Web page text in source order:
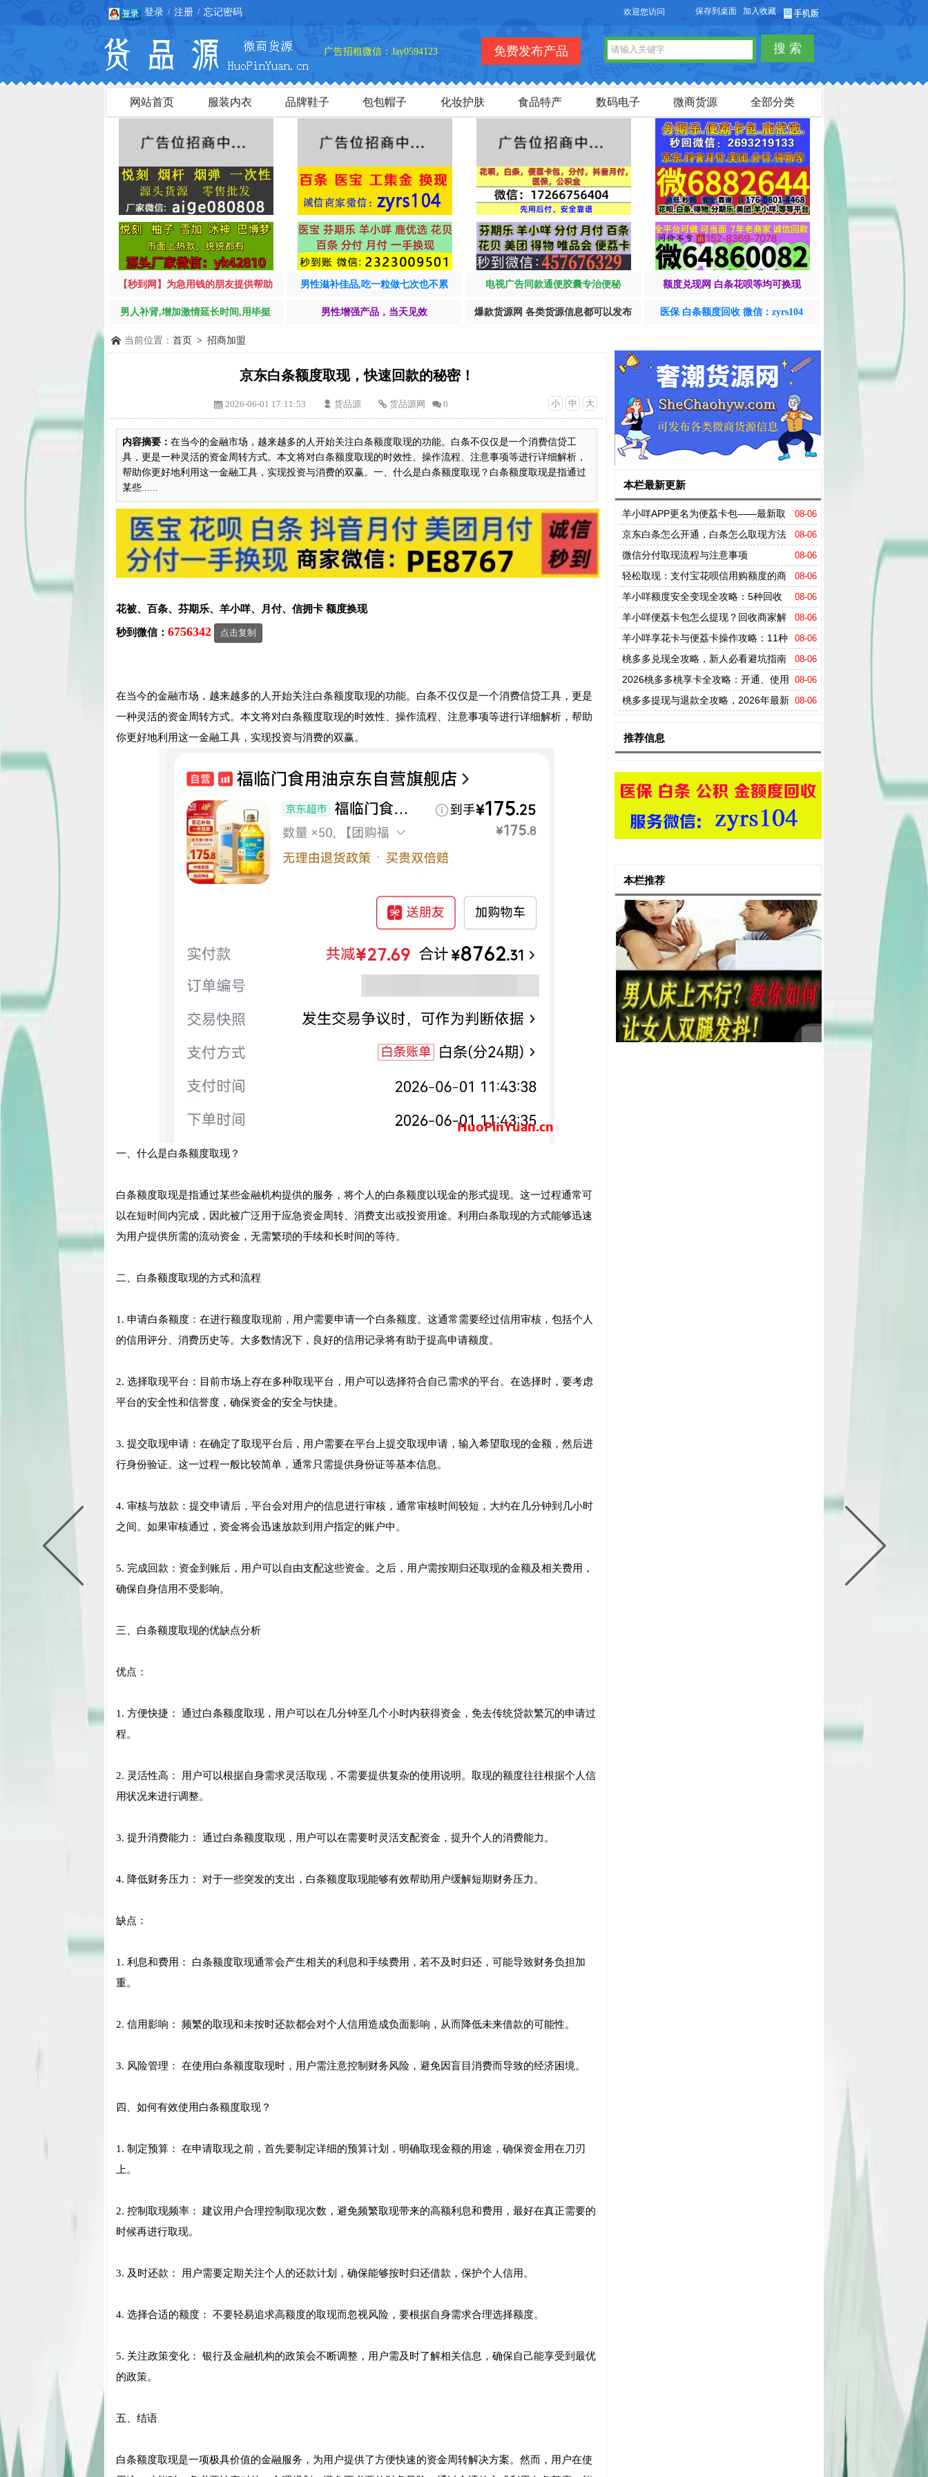
登录 / 注册 / 忘记密码 欢迎您访问【货品源】微商货源网站，本站可以免费发布微商货源信息，免费发布供求信息
保存到桌面 加入收藏
广告招租微信：Jay0594123 搜 索
免费发布产品
网站首页 服装内衣 品牌鞋子 包包帽子 化妆护肤 食品特产 数码电子 微商货源 全部分类
【秒到网】为急用钱的朋友提供帮助 男性滋补佳品,吃一粒做七次也不累 电视广告同款通便胶囊专治便秘 额度兑现网 白条花呗等均可换现
男人补肾,增加激情延长时间,用毕挺 男性增强产品，当天见效 爆款货源网 各类货源信息都可以发布 医保 白条额度回收 微信：zyrs104
当前位置： 首页 > 招商加盟
京东白条额度取现，快速回款的秘密！
小 中 大
2026-06-01 17:11:53 货品源 货品源网 0
内容摘要： 在当今的金融市场，越来越多的人开始关注白条额度取现的功能。白条不仅仅是一个消费信贷工
具，更是一种灵活的资金周转方式。本文将对白条额度取现的时效性、操作流程、注意事项等进行详细解析，
帮助你更好地利用这一金融工具，实现投资与消费的双赢。一、什么是白条额度取现？白条额度取现是指通过
某些......
花被、百条、芬期乐、羊小咩、月付、信拥卡 额度换现
秒到微信： 6756342 点击复制
在当今的金融市场，越来越多的人开始关注白条额度取现的功能。白条不仅仅是一个消费信贷工具，更是
一种灵活的资金周转方式。本文将对白条额度取现的时效性、操作流程、注意事项等进行详细解析，帮助
你更好地利用这一金融工具，实现投资与消费的双赢。
一、什么是白条额度取现？
白条额度取现是指通过某些金融机构提供的服务，将个人的白条额度以现金的形式提现。这一过程通常可
以在短时间内完成，因此被广泛用于应急资金周转、消费支出或投资用途。利用白条取现的方式能够迅速
为用户提供所需的流动资金，无需繁琐的手续和长时间的等待。
二、白条额度取现的方式和流程
1. 申请白条额度：在进行额度取现前，用户需要申请一个白条额度。这通常需要经过信用审核，包括个人
的信用评分、消费历史等。大多数情况下，良好的信用记录将有助于提高申请额度。
2. 选择取现平台：目前市场上存在多种取现平台，用户可以选择符合自己需求的平台。在选择时，要考虑
平台的安全性和信誉度，确保资金的安全与快捷。
3. 提交取现申请：在确定了取现平台后，用户需要在平台上提交取现申请，输入希望取现的金额，然后进
行身份验证。这一过程一般比较简单，通常只需提供身份证等基本信息。
4. 审核与放款：提交申请后，平台会对用户的信息进行审核，通常审核时间较短，大约在几分钟到几小时
之间。如果审核通过，资金将会迅速放款到用户指定的账户中。
5. 完成回款：资金到账后，用户可以自由支配这些资金。之后，用户需按期归还取现的金额及相关费用，
确保自身信用不受影响。
三、白条额度取现的优缺点分析
优点：
1. 方便快捷： 通过白条额度取现，用户可以在几分钟至几个小时内获得资金，免去传统贷款繁冗的申请过
程。
2. 灵活性高： 用户可以根据自身需求灵活取现，不需要提供复杂的使用说明。取现的额度往往根据个人信
用状况来进行调整。
3. 提升消费能力： 通过白条额度取现，用户可以在需要时灵活支配资金，提升个人的消费能力。
4. 降低财务压力： 对于一些突发的支出，白条额度取现能够有效帮助用户缓解短期财务压力。
缺点：
1. 利息和费用： 白条额度取现通常会产生相关的利息和手续费用，若不及时归还，可能导致财务负担加
重。
2. 信用影响： 频繁的取现和未按时还款都会对个人信用造成负面影响，从而降低未来借款的可能性。
3. 风险管理： 在使用白条额度取现时，用户需注意控制财务风险，避免因盲目消费而导致的经济困境。
四、如何有效使用白条额度取现？
1. 制定预算： 在申请取现之前，首先要制定详细的预算计划，明确取现金额的用途，确保资金用在刀刃
上。
2. 控制取现频率： 建议用户合理控制取现次数，避免频繁取现带来的高额利息和费用，最好在真正需要的
时候再进行取现。
3. 及时还款： 用户需要定期关注个人的还款计划，确保能够按时归还借款，保护个人信用。
4. 选择合适的额度： 不要轻易追求高额度的取现而忽视风险，要根据自身需求合理选择额度。
5. 关注政策变化： 银行及金融机构的政策会不断调整，用户需及时了解相关信息，确保自己能享受到最优
的政策。
五、结语
白条额度取现是一项极具价值的金融服务，为用户提供了方便快速的资金周转解决方案。然而，用户在使
本栏最新更新
08-06
羊小咩APP更名为便荔卡包——最新取
现方式解析 08-06
京东白条怎么开通，白条怎么取现方法
08-06
微信分付取现流程与注意事项
08-06
轻松取现：支付宝花呗信用购额度的商
家攻略 08-06
羊小咩额度安全变现全攻略：5种回收
模式新变革，合规与征信双保障 08-06
羊小咩便荔卡包怎么提现？回收商家解
析+全流程指南 08-06
羊小咩享花卡与便荔卡操作攻略：11种
方法及实操指南 08-06
桃多多兑现全攻略，新人必看避坑指南
08-06
2026桃多多桃享卡全攻略：开通、使用
变现提现及避坑指南 08-06
桃多多提现与退款全攻略，2026年最新
推荐信息
本栏推荐